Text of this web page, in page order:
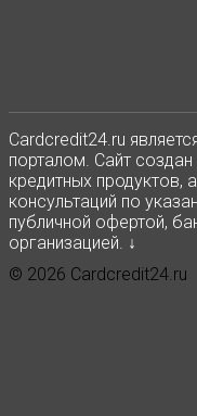
Сardcredit24.ru
порталом. Сайт
кредитных продуктов,
консультаций по
публичной офертой,
организацией. ↓
© 2026 Cardcredit24.ru